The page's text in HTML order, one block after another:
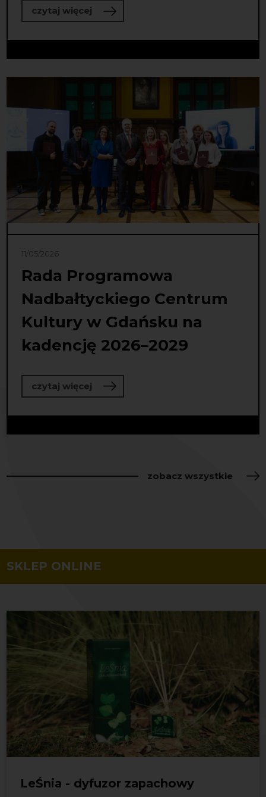
czytaj więcejo Wiemy, w czyje ręce trafiła
11/05/2026
Rada Programowa
Nadbałtyckiego Centrum
Kultury w Gdańsku na
kadencję 2026–2029
czytaj więcejo Rada Programowa
zobacz wszystkie
SKLEP ONLINE
LeŚnia - dyfuzor zapachowy